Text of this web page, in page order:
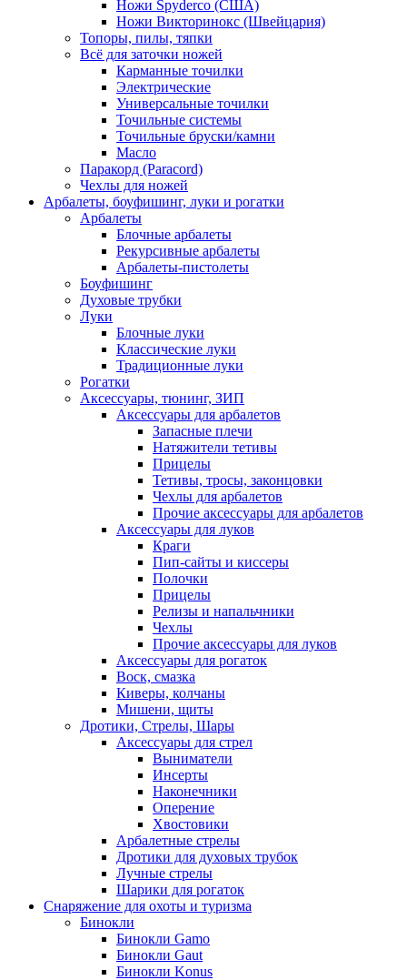
Ножи Spyderco (США)
Ножи Викторинокс (Швейцария)
Топоры, пилы, тяпки
Всё для заточки ножей
Карманные точилки
Электрические
Универсальные точилки
Точильные системы
Точильные бруски/камни
Масло
Паракорд (Paracord)
Чехлы для ножей
Арбалеты, боуфишинг, луки и рогатки
Арбалеты
Блочные арбалеты
Рекурсивные арбалеты
Арбалеты-пистолеты
Боуфишинг
Духовые трубки
Луки
Блочные луки
Классические луки
Традиционные луки
Рогатки
Аксессуары, тюнинг, ЗИП
Аксессуары для арбалетов
Запасные плечи
Натяжители тетивы
Прицелы
Тетивы, тросы, законцовки
Чехлы для арбалетов
Прочие аксессуары для арбалетов
Аксессуары для луков
Краги
Пип-сайты и киссеры
Полочки
Прицелы
Релизы и напальчники
Чехлы
Прочие аксессуары для луков
Аксессуары для рогаток
Воск, смазка
Киверы, колчаны
Мишени, щиты
Дротики, Стрелы, Шары
Аксессуары для стрел
Выниматели
Инсерты
Наконечники
Оперение
Хвостовики
Арбалетные стрелы
Дротики для духовых трубок
Лучные стрелы
Шарики для рогаток
Снаряжение для охоты и туризма
Бинокли
Бинокли Gamo
Бинокли Gaut
Бинокли Konus